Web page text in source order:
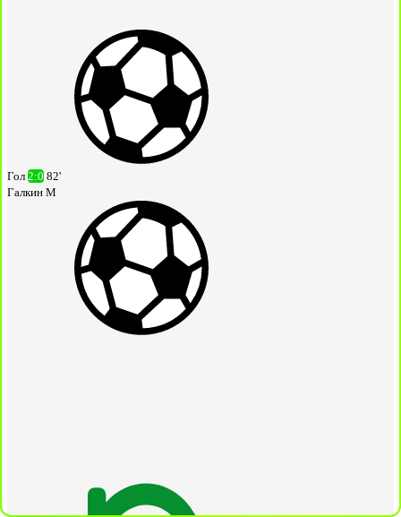
Гол 2:0 82'
Галкин М